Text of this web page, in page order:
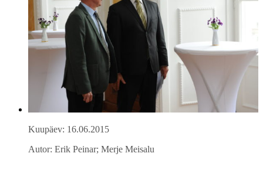
Kuupäev: 16.06.2015
Autor: Erik Peinar; Merje Meisalu